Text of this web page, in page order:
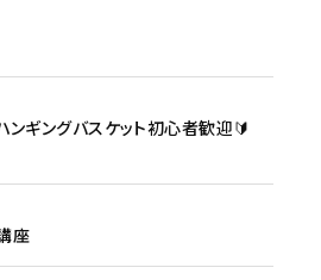
ンギングバスケット初心者歓迎🔰
座